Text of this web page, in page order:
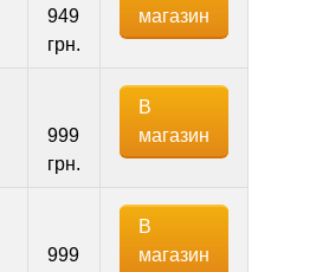
949
грн.
магазин
999
грн.
В
магазин
999
В
магазин